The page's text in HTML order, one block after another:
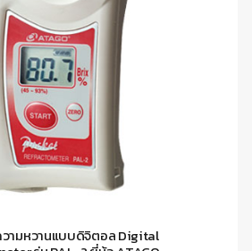
วามหวานแบบดิจิตอล Digital